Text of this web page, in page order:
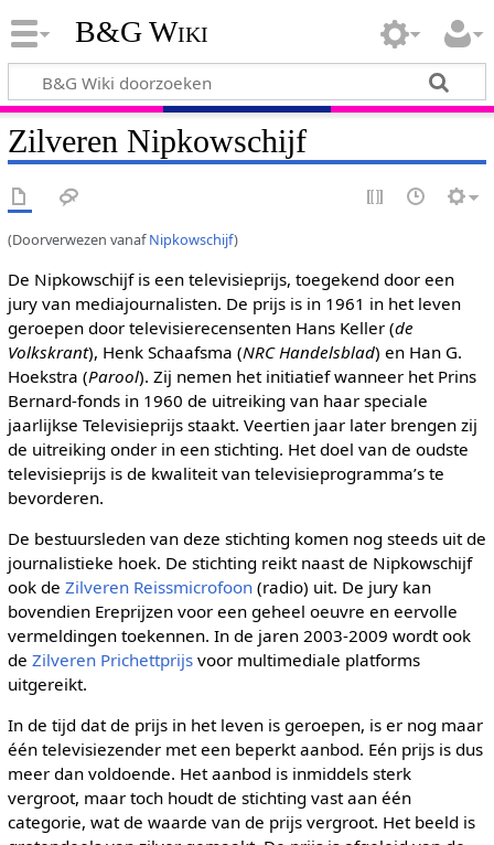
B&G Wiki
Zilveren Nipkowschijf
(Doorverwezen vanafNipkowschijf)
De Nipkowschijf is een televisieprijs, toegekend door een
jury van mediajournalisten. De prijs is in 1961 in het leven
geroepen door televisierecensenten Hans Keller (de
Volkskrant), Henk Schaafsma (NRC Handelsblad) en Han G.
Hoekstra (Parool). Zij nemen het initiatief wanneer het Prins
Bernard-fonds in 1960 de uitreiking van haar speciale
jaarlijkse Televisieprijs staakt. Veertien jaar later brengen zij
de uitreiking onder in een stichting. Het doel van de oudste
televisieprijs is de kwaliteit van televisieprogramma’s te
bevorderen.
De bestuursleden van deze stichting komen nog steeds uit de
journalistieke hoek. De stichting reikt naast de Nipkowschijf
ook de Zilveren Reissmicrofoon(radio) uit. De jury kan
bovendien Ereprijzen voor een geheel oeuvre en eervolle
vermeldingen toekennen. In de jaren 2003-2009 wordt ook
de Zilveren Prichettprijsvoor multimediale platforms
uitgereikt.
In de tijd dat de prijs in het leven is geroepen, is er nog maar
één televisiezender met een beperkt aanbod. Eén prijs is dus
meer dan voldoende. Het aanbod is inmiddels sterk
vergroot, maar toch houdt de stichting vast aan één
categorie, wat de waarde van de prijs vergroot. Het beeld is